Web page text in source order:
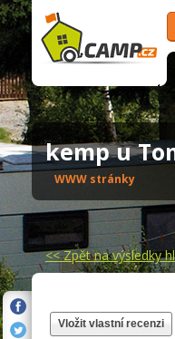
kemp u
WWW stránky
<<Zpět na výsledky
Vložit vlastní recenzi